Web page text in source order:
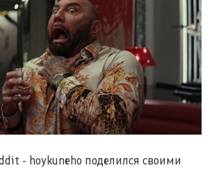
- hoykuneho поделился своими